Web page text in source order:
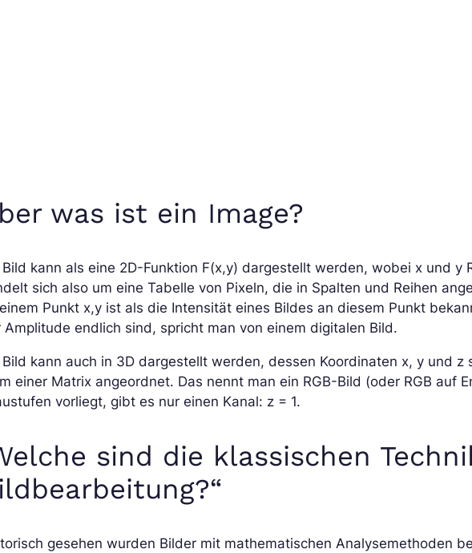
was ist ein Image?
Bild kann als eine 2D-Funktion F(x,y) dargestellt werden, wobei x und y
sich also um eine Tabelle von Pixeln, die in Spalten und Reihen
Punkt x,y ist als die Intensität eines Bildes an diesem Punkt
Amplitude endlich sind, spricht man von einem digitalen Bild.
Bild kann auch in 3D dargestellt werden, dessen Koordinaten x, y und z
einer Matrix angeordnet. Das nennt man ein RGB-Bild (oder RGB auf
vorliegt, gibt es nur einen Kanal: z = 1.
sind die klassischen
gesehen wurden Bilder mit mathematischen Analysemethoden